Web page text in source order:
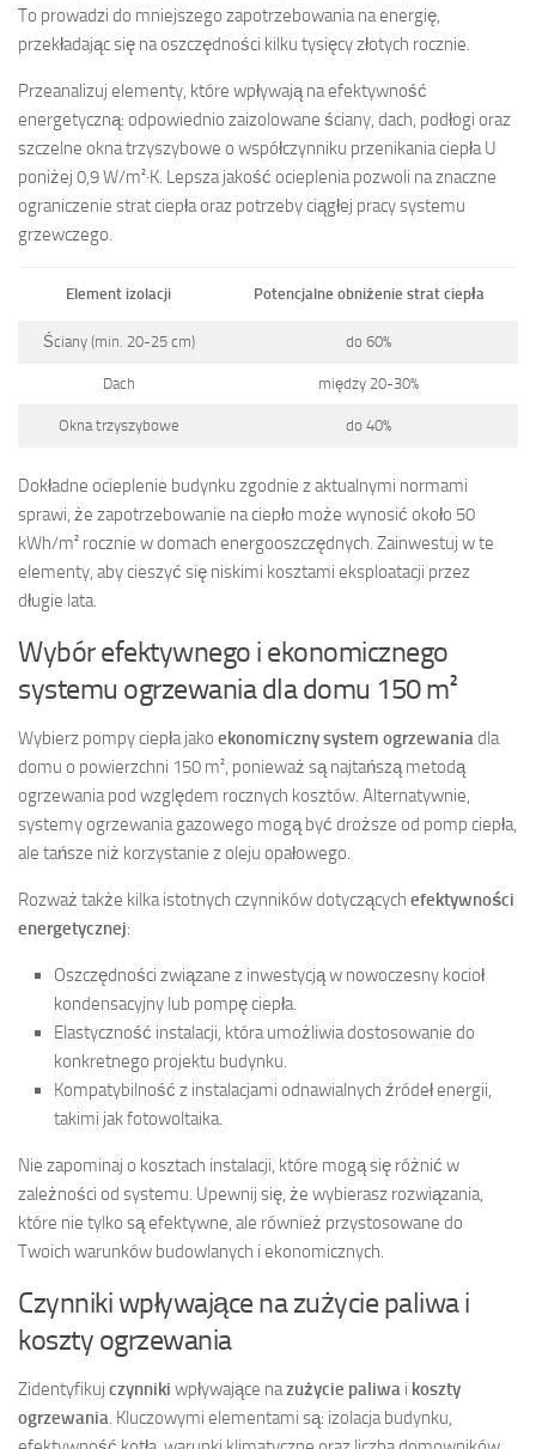
To prowadzi do mniejszego zapotrzebowania na energię,
przekładając się na oszczędności kilku tysięcy złotych rocznie.
Przeanalizuj elementy, które wpływają na efektywność
energetyczną: odpowiednio zaizolowane ściany, dach, podłogi oraz
szczelne okna trzyszybowe o współczynniku przenikania ciepła U
poniżej 0,9 W/m²·K. Lepsza jakość ocieplenia pozwoli na znaczne
ograniczenie strat ciepła oraz potrzeby ciągłej pracy systemu
grzewczego.
Element izolacji Potencjalne obniżenie strat ciepła
Ściany (min. 20-25 cm) do 60%
Dach między 20-30%
Okna trzyszybowe do 40%
Dokładne ocieplenie budynku zgodnie z aktualnymi normami
sprawi, że zapotrzebowanie na ciepło może wynosić około 50
kWh/m² rocznie w domach energooszczędnych. Zainwestuj w te
elementy, aby cieszyć się niskimi kosztami eksploatacji przez
długie lata.
Wybór efektywnego i ekonomicznego
systemu ogrzewania dla domu 150 m²
Wybierz pompy ciepła jako ekonomiczny system ogrzewaniadla
domu o powierzchni 150 m², ponieważ są najtańszą metodą
ogrzewania pod względem rocznych kosztów. Alternatywnie,
systemy ogrzewania gazowego mogą być droższe od pomp ciepła,
ale tańsze niż korzystanie z oleju opałowego.
Rozważ także kilka istotnych czynników dotyczących efektywności
energetycznej:
Oszczędności związane z inwestycją w nowoczesny kocioł
kondensacyjny lub pompę ciepła.
Elastyczność instalacji, która umożliwia dostosowanie do
konkretnego projektu budynku.
Kompatybilność z instalacjami odnawialnych źródeł energii,
takimi jak fotowoltaika.
Nie zapominaj o kosztach instalacji, które mogą się różnić w
zależności od systemu. Upewnij się, że wybierasz rozwiązania,
które nie tylko są efektywne, ale również przystosowane do
Twoich warunków budowlanych i ekonomicznych.
Czynniki wpływające na zużycie paliwa i
koszty ogrzewania
Zidentyfikuj czynniki wpływające nazużycie paliwa i koszty
ogrzewania. Kluczowymi elementami są: izolacja budynku,